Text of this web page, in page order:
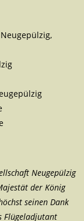
Neugepülzig
der König
seinen Dank
Flügeladjutant